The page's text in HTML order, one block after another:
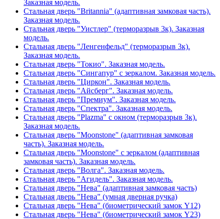
Заказная модель.
Стальная дверь "Britannia" (адаптивная замковая часть).
Заказная модель.
Стальная дверь "Уистлер" (терморазрыв 3к). Заказная
модель.
Стальная дверь "Ленгенфельд" (терморазрыв 3к).
Заказная модель.
Стальная дверь "Токио". Заказная модель.
Стальная дверь "Сингапур" с зеркалом. Заказная модель.
Стальная дверь "Циркон". Заказная модель.
Стальная дверь "Айсберг". Заказная модель.
Стальная дверь "Премиум". Заказная модель.
Стальная дверь "Спектра". Заказная модель.
Стальная дверь "Plazma" с окном (терморазрыв 3к).
Заказная модель.
Стальная дверь "Moonstone" (адаптивная замковая
часть). Заказная модель.
Стальная дверь "Moonstone" с зеркалом (адаптивная
замковая часть). Заказная модель.
Стальная дверь "Волга". Заказная модель.
Стальная дверь "Агидель". Заказная модель.
Стальная дверь "Нева" (адаптивная замковая часть)
Стальная дверь "Нева" (умная дверная ручка)
Стальная дверь "Нева" (биометрический замок Y12)
Стальная дверь "Нева" (биометрический замок Y23)